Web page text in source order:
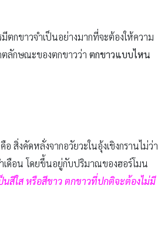
กขาวจำเป็นอย่างมากที่จะต้องให้ความ
ลักษณะของตกขาวว่า ตกขาวแบบไหน
สิ่งคัดหลั่งจากอวัยวะในอุ้งเชิงกรานไม่ว่า
ดือน โดยขึ้นอยู่กับปริมาณของฮอร์โมน
สีใส หรือสีขาว ตกขาวที่ปกติจะต้องไม่มี